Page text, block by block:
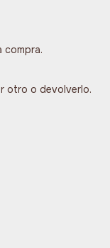
otro o devolverlo.